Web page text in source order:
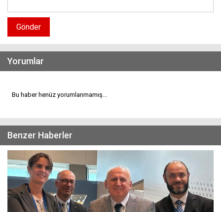
Gönder
Yorumlar
Bu haber henüz yorumlanmamış...
Benzer Haberler